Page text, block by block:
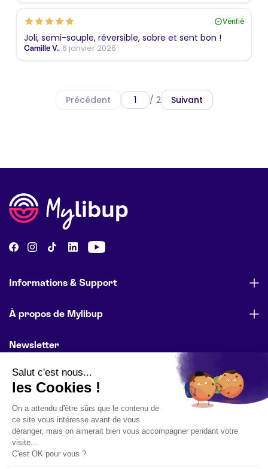
Vérifié
Joli, semi-souple, réversible, sobre et sent bon !
Camille V., 6 janvier 2026
Précédent / 2 Suivant
Informations & Support
À propos de Mylibup
Newsletter
Abonnez-vous pour être informé des lancements de produits,
des offres spéciales et des actualités de l’entreprise.
E-mail